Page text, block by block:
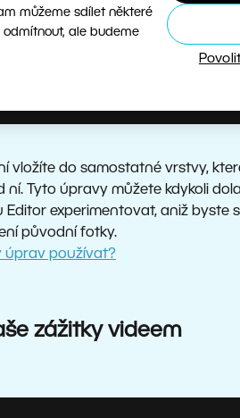
můžeme sdílet některé
ale budeme
vložíte do samostatné vrstvy,
Tyto úpravy můžete kdykoli
experimentovat, aniž byste
původní fotky.
úprav používat?
zážitky videem